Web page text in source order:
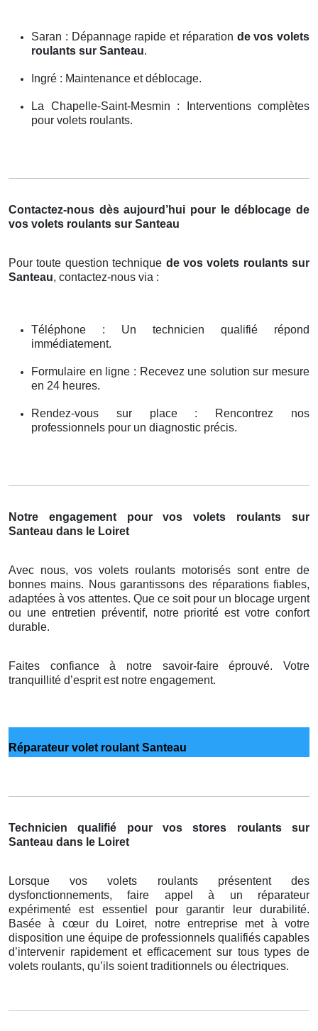
Saran : Dépannage rapide et réparation de vos volets
roulants sur Santeau.
Ingré : Maintenance et déblocage.
La Chapelle-Saint-Mesmin : Interventions complètes
pour volets roulants.
Contactez-nous dès aujourd’hui pour le déblocage de
vos volets roulants sur Santeau
Pour toute question technique de vos volets roulants sur
Santeau, contactez-nous via :
Téléphone : Un technicien qualifié répond
immédiatement.
Formulaire en ligne : Recevez une solution sur mesure
en 24 heures.
Rendez-vous sur place : Rencontrez nos
professionnels pour un diagnostic précis.
Notre engagement pour vos volets roulants sur
Santeau dans le Loiret
Avec nous, vos volets roulants motorisés sont entre de
bonnes mains. Nous garantissons des réparations fiables,
adaptées à vos attentes. Que ce soit pour un blocage urgent
ou une entretien préventif, notre priorité est votre confort
durable.
Faites confiance à notre savoir-faire éprouvé. Votre
tranquillité d’esprit est notre engagement.
Réparateur volet roulant Santeau
Technicien qualifié pour vos stores roulants sur
Santeau dans le Loiret
Lorsque vos volets roulants présentent des
dysfonctionnements, faire appel à un réparateur
expérimenté est essentiel pour garantir leur durabilité.
Basée à cœur du Loiret, notre entreprise met à votre
disposition une équipe de professionnels qualifiés capables
d’intervenir rapidement et efficacement sur tous types de
volets roulants, qu’ils soient traditionnels ou électriques.